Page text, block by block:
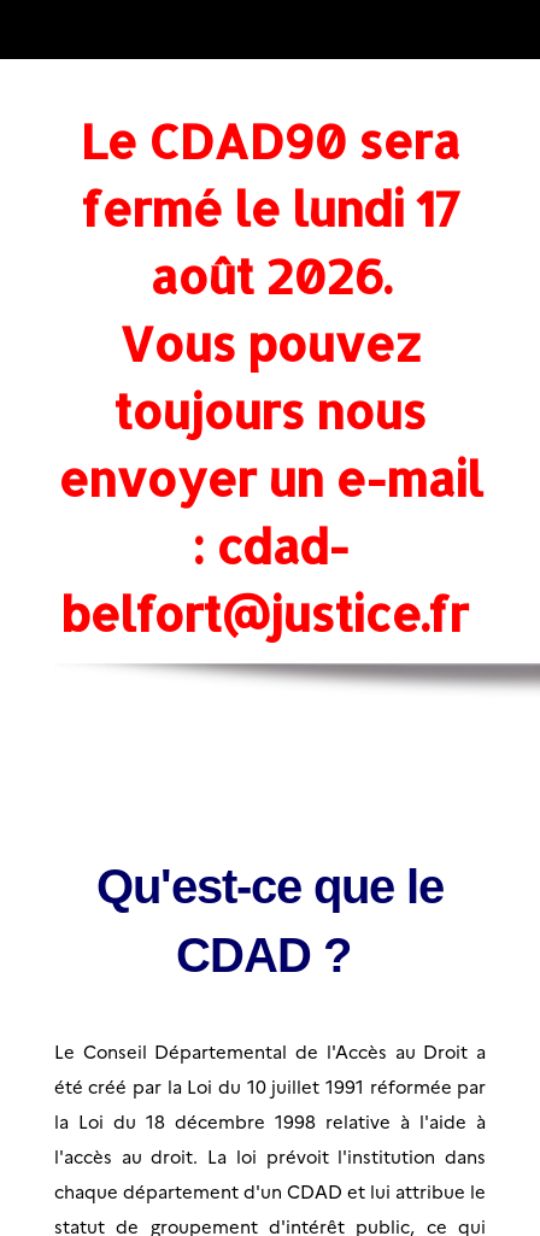
Le CDAD90 sera
fermé le lundi 17
août 2026.
Vous pouvez
toujours nous
envoyer un e-mail
: cdad-
belfort@justice.fr
Qu'est-ce que le
CDAD ?
Le Conseil Départemental de l'Accès au Droit a
été créé par la Loi du 10 juillet 1991 réformée par
la Loi du 18 décembre 1998 relative à l'aide à
l'accès au droit. La loi prévoit l'institution dans
chaque département d'un CDAD et lui attribue le
statut de groupement d'intérêt public, ce qui